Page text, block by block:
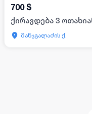
700 $
ქირავდება 3
მანჯგალაძის ქ.